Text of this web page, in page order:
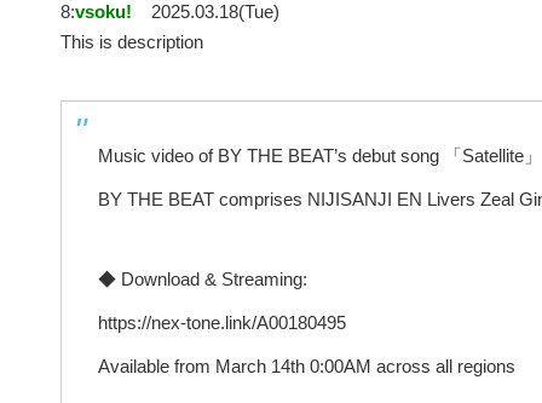
8:vsoku!
2025.03.18(Tue)
This is description
Music video of BY THE BEAT’s debut song 「Satellite
BY THE BEAT comprises NIJISANJI EN Livers Zeal
◆ Download & Streaming:
https://nex-tone.link/A00180495
Available from March 14th 0:00AM across all regions